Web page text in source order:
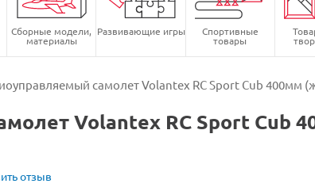
Сборные модели,
материалы
Развивающие игры Спортивные
товары
самолет Volantex RC Sport Cub 400мм
Volantex RC Sport Cub
отзыв